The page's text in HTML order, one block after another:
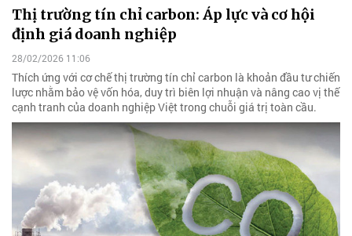
Thị trường tín chỉ carbon: Áp lực và cơ hội
định giá doanh nghiệp
28/02/2026 11:06
Thích ứng với cơ chế thị trường tín chỉ carbon là khoản đầu tư chiến
lược nhằm bảo vệ vốn hóa, duy trì biên lợi nhuận và nâng cao vị thế
cạnh tranh của doanh nghiệp Việt trong chuỗi giá trị toàn cầu.